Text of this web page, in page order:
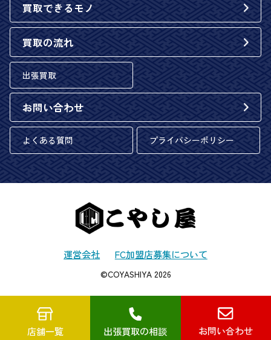
買取できるモノ
買取の流れ
出張買取
お問い合わせ
よくある質問 プライバシーポリシー
運営会社 FC加盟店募集について
©COYASHIYA 2026
店舗一覧 出張買取の相談 お問い合わせ